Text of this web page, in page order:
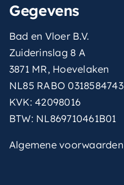
Gegevens
Bad en Vloer B.V.
Zuiderinslag 8 A
3871 MR, Hoevelaken
NL85 RABO 0318584743
KVK: 42098016
BTW: NL869710461B01
Algemene voorwaarden